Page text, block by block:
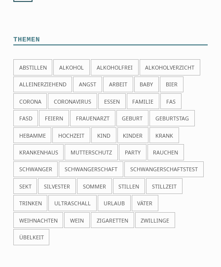
THEMEN
ABSTILLEN ALKOHOL ALKOHOLFREI ALKOHOLVERZICHT
ALLEINERZIEHEND ANGST ARBEIT BABY BIER
CORONA CORONAVIRUS ESSEN FAMILIE FAS
FASD FEIERN FRAUENARZT GEBURT GEBURTSTAG
HEBAMME HOCHZEIT KIND KINDER KRANK
KRANKENHAUS MUTTERSCHUTZ PARTY RAUCHEN
SCHWANGER SCHWANGERSCHAFT SCHWANGERSCHAFTSTEST
SEKT SILVESTER SOMMER STILLEN STILLZEIT
TRINKEN ULTRASCHALL URLAUB VÄTER
WEIHNACHTEN WEIN ZIGARETTEN ZWILLINGE
ÜBELKEIT